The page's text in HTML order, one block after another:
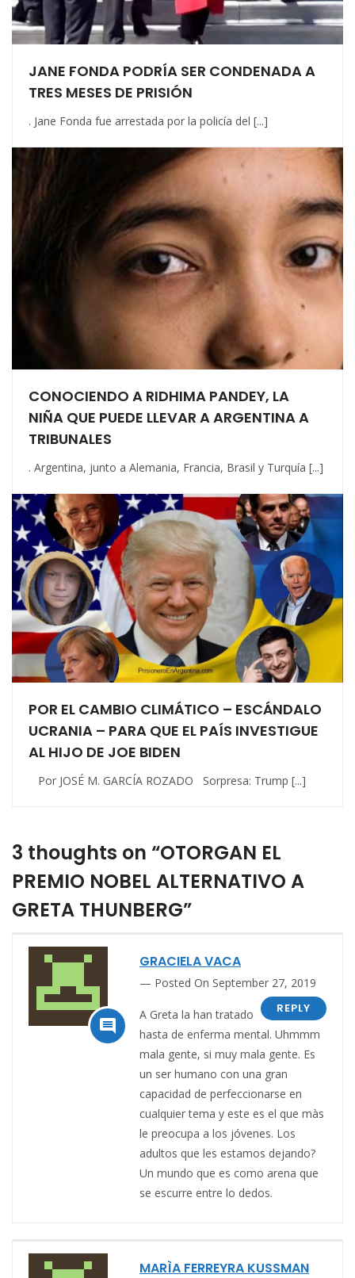
JANE FONDA PODRÍA SER CONDENADA A
TRES MESES DE PRISIÓN
. Jane Fonda fue arrestada por la policía del [...]
CONOCIENDO A RIDHIMA PANDEY, LA
NIÑA QUE PUEDE LLEVAR A ARGENTINA A
TRIBUNALES
. Argentina, junto a Alemania, Francia, Brasil y Turquía [...]
POR EL CAMBIO CLIMÁTICO – ESCÁNDALO
UCRANIA – PARA QUE EL PAÍS INVESTIGUE
AL HIJO DE JOE BIDEN
Por JOSÉ M. GARCÍA ROZADO Sorpresa: Trump [...]
3 thoughts on “OTORGAN EL
PREMIO NOBEL ALTERNATIVO A
GRETA THUNBERG”

GRACIELA VACA
Posted On September 27, 2019
REPLY
A Greta la han tratado
hasta de enferma mental. Uhmmm
mala gente, si muy mala gente. Es
un ser humano con una gran
capacidad de perfeccionarse en
cualquier tema y este es el que màs
le preocupa a los jóvenes. Los
adultos que les estamos dejando?
Un mundo que es como arena que
se escurre entre lo dedos.
MARÌA FERREYRA KUSSMAN